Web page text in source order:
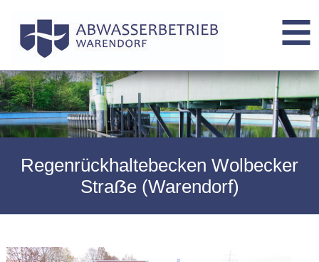
Regenrückhaltebecken Wolbecker
Straẞe (Warendorf)